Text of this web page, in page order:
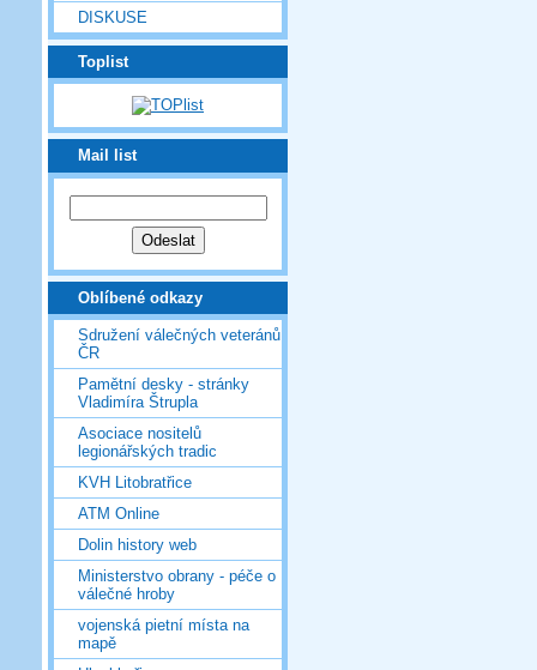
DISKUSE
Toplist
Mail list
Oblíbené odkazy
Sdružení válečných veteránů
ČR
Pamětní desky - stránky
Vladimíra Štrupla
Asociace nositelů
legionářských tradic
KVH Litobratřice
ATM Online
Dolin history web
Ministerstvo obrany - péče o
válečné hroby
vojenská pietní místa na
mapě